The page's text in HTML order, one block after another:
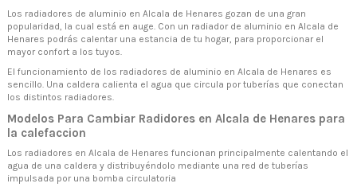
Los radiadores de aluminio en Alcala de Henares gozan de una gran
popularidad, la cual está en auge. Con un radiador de aluminio en Alcala de
Henares podrás calentar una estancia de tu hogar, para proporcionar el
mayor confort a los tuyos.
El funcionamiento de los radiadores de aluminio en Alcala de Henares es
sencillo. Una caldera calienta el agua que circula por tuberías que conectan
los distintos radiadores.
Modelos Para Cambiar Radidores en Alcala de Henares para
la calefaccion
Los radiadores en Alcala de Henares funcionan principalmente calentando el
agua de una caldera y distribuyéndolo mediante una red de tuberías
impulsada por una bomba circulatoria